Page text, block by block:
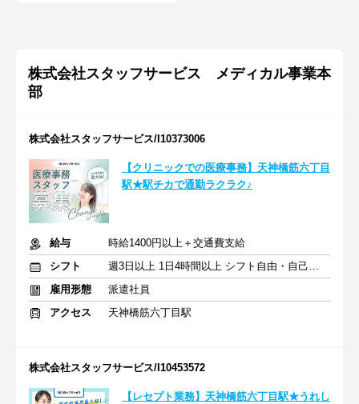
株式会社スタッフサービス メディカル事業本
部
株式会社スタッフサービス/I10373006
【クリニックでの医療事務】天神橋筋六丁目
駅★駅チカで通勤ラクラク♪
給与
時給1400円以上＋交通費支給
シフト
週3日以上 1日4時間以上 シフト自由・自己申告
雇用形態
派遣社員
アクセス
天神橋筋六丁目駅
株式会社スタッフサービス/I10453572
【レセプト業務】天神橋筋六丁目駅★うれし